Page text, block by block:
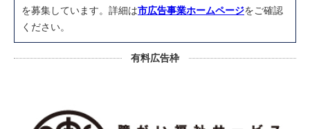
を募集しています。詳細は市広告事業ホームページをご確認
ください。
有料広告枠